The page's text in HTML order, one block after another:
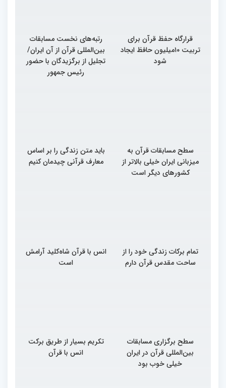
قرارگاه حفظ قرآن برای
تربیت ۱۰میلیون حافظ ایجاد
شود
رتبه‌های نخست مسابقات
بین‌المللی قرآن از آن ایران/
تجلیل از برگزیدگان با حضور
رئیس جمهور
سطح مسابقات قرآن به
میزبانی ایران خیلی بالاتر از
کشورهای دیگر است
باید متن زندگی را بر اساس
معارف قرآنی چیدمان کنیم
تمام برکات زندگی خود را از
ساحت مقدس قرآن دارم
انس با قرآن شاه‌کلید آرامش
است
سطح برگزاری مسابقات
بین‌المللی قرآن در ایران
خیلی خوب بود
تکریم بسیار از طریق برکت
انس با قرآن